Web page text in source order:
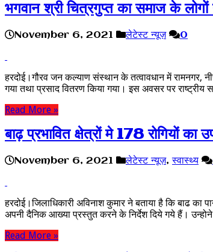
भगवान श्री चित्रगुप्त का समाज के
November 6, 2021 लेटेस्ट न्यूज़ 0
हरदोई।गौरव जन कल्याण संस्थान के तत्वावधान में रामनगर,
गया तथा प्रसाद वितरण किया गया। इस अवसर पर राष्ट्रीय
Read More »
बाढ़ प्रभावित क्षेत्रों मे 178 रोगियों का
November 6, 2021 लेटेस्ट न्यूज़,स्वास्थ्य
हरदोई।जिलाधिकारी अविनाश कुमार ने बताया है कि बाढ
अपनी दैनिक आख्या प्रस्तुत करने के निर्देश दिये गये हैं।
Read More »